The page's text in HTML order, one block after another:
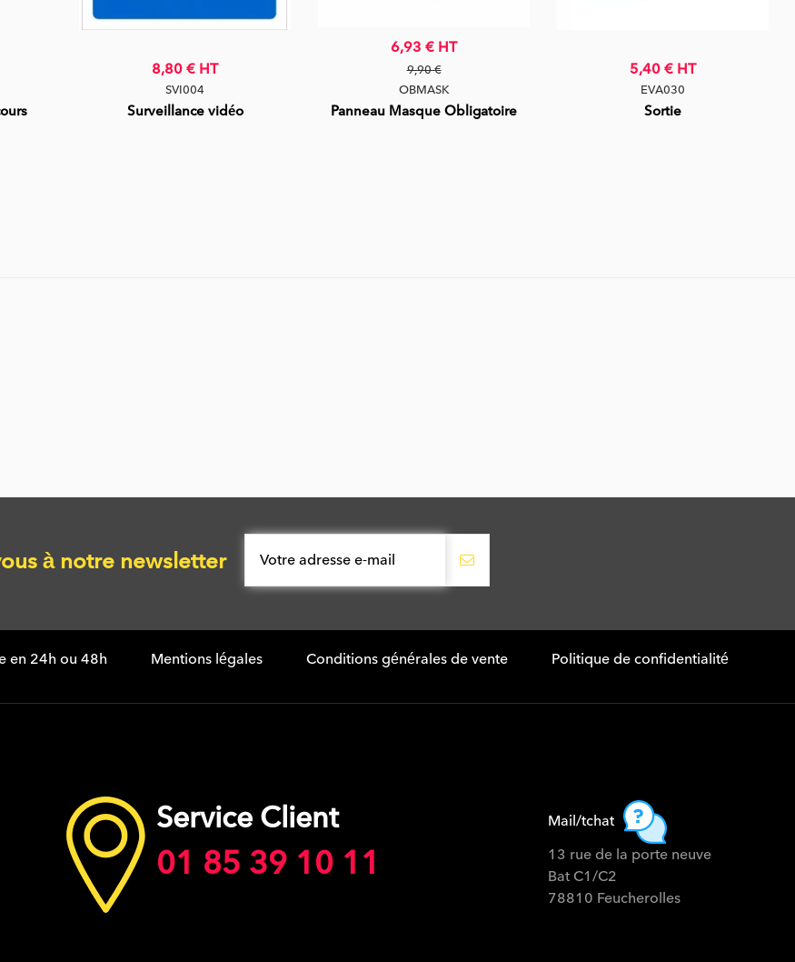
Surveillance vidéo
SVI004
8,80 € HT
Panneau Masque Obligatoire
OBMASK
6,93 € HT
9,90 €
Sortie
EVA030
5,40 € HT
à notre newsletter
en 24h ou 48h Mentions légales Conditions générales de vente Politique de confidentialité
Service Client
01 85 39 10 11
Mail/tchat
13 rue de la porte neuve
Bat C1/C2
78810 Feucherolles